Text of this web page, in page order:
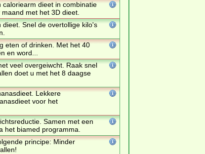
dieet in combinatie
met het 3D dieet.
Snel de overtollige kilo's
eten of drinken. Met het 40
en word...
veel overgeiwcht. Raak snel
doet u met het 8 daagse
Lekkere
voor het
Samen met een
het biamed programma.
principe: Minder